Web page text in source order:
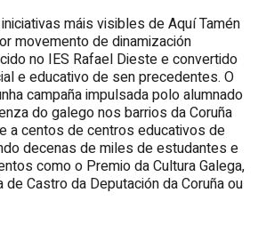
máis visibles de Aquí Tamén
movemento de dinamización
no IES Rafael Dieste e convertido
e educativo de sen precedentes. O
campaña impulsada polo alumnado
do galego nos barrios da Coruña
a centos de centros educativos de
decenas de miles de estudantes e
como o Premio da Cultura Galega,
Castro da Deputación da Coruña ou